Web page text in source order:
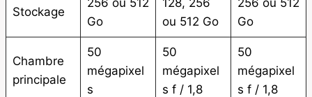
Stockage
Go
ou 512 Go
Go
Chambre
principale
50
mégapixel
s
50
mégapixel
s f / 1,8
50
mégapixel
s f / 1,8